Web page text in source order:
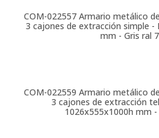
COM-022557 Armario metálico
3 cajones de extracción simple -
mm - Gris ral
COM-022559 Armario metálico
3 cajones de extracción
1026x555x1000h mm -